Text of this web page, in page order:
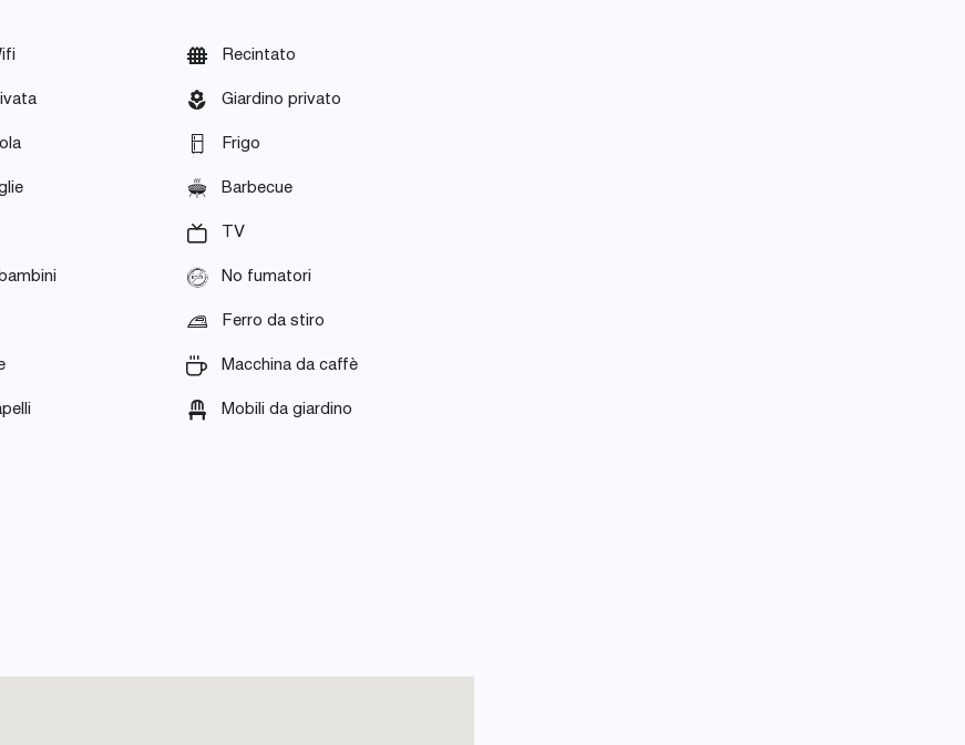
Recintato
Giardino privato
Frigo
Barbecue
TV
No fumatori
Ferro da stiro
Macchina da caffè
Mobili da giardino